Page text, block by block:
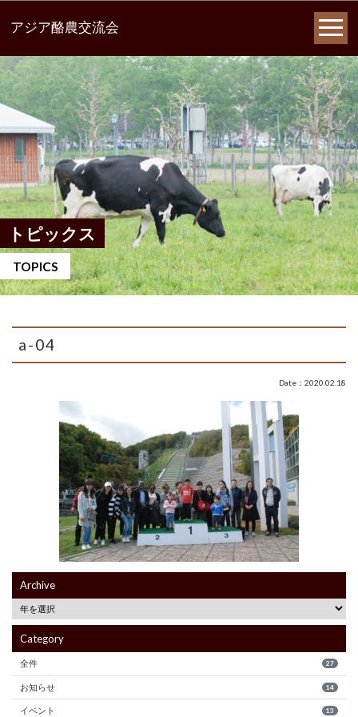
アジア酪農交流会
トピックス
TOPICS
a-04
Date：2020.02.18
Archive
Category
全件 27
お知らせ 14
イベント 13